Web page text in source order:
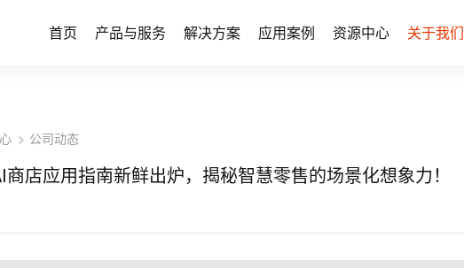
首页 产品与服务 解决方案 应用案例 资源中心 关于我们
公司动态
店应用指南新鲜出炉，揭秘智慧零售的场景化想象力！